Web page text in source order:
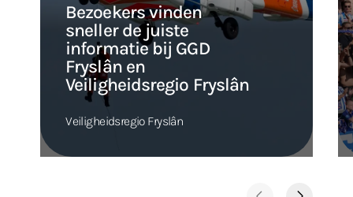
Bezoekers vinden
sneller de juiste
informatie bij GGD
Fryslân en
Veiligheidsregio Fryslân
Veiligheidsregio Fryslân